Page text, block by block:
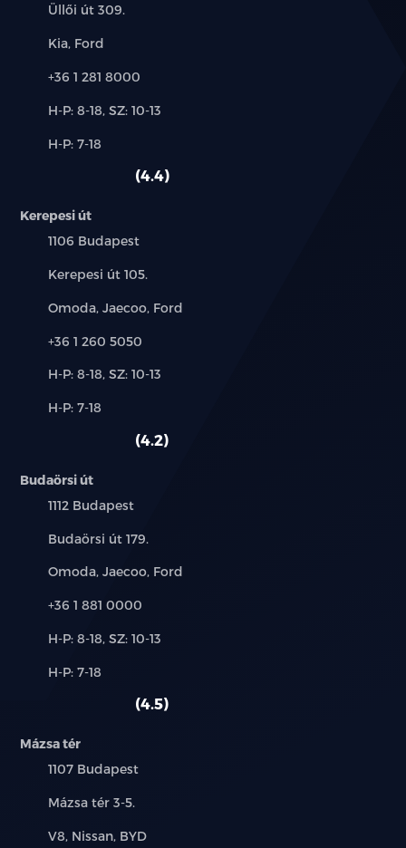
Cím:
Üllői út 309.
Márkák:
Kia, Ford
Telefon:
+36 1 281 8000
Új-
használt
H-P: 8-18, SZ: 10-13
Alkatrész,
H-P: 7-18
4.4
Kerepesi út
Település:
1106 Budapest
Cím:
Kerepesi út 105.
Márkák:
Omoda, Jaecoo, Ford
Telefon:
+36 1 260 5050
Új-
használt
H-P: 8-18, SZ: 10-13
Alkatrész,
H-P: 7-18
4.2
Budaörsi út
Település:
1112 Budapest
Cím:
Budaörsi út 179.
Márkák:
Omoda, Jaecoo, Ford
Telefon:
+36 1 881 0000
Új-
használt
H-P: 8-18, SZ: 10-13
Alkatrész,
H-P: 7-18
4.5
Mázsa tér
Település:
1107 Budapest
Cím:
Mázsa tér 3-5.
Márkák:
V8, Nissan, BYD